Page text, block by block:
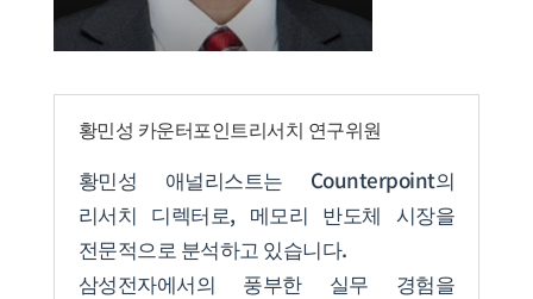
황민성 카운터포인트리서치 연구위원
황민성 애널리스트는 Counterpoint의
리서치 디렉터로, 메모리 반도체 시장을
전문적으로 분석하고 있습니다.
삼성전자에서의 풍부한 실무 경험을